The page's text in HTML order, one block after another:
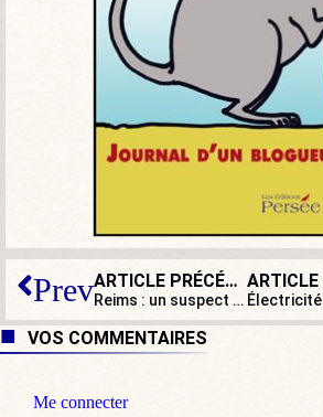
Prev ARTICLE PRÉCÉDENT
Reims : un suspect afghan interpellé après l’agression au couteau d’une joggeuse
VOS COMMENTAIRES
Me connecter